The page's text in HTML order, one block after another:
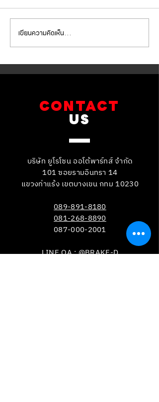
BMW G30 520d เข้ารับการ
เปลี่ยนถ่ายน้ำมัน
เครื่องVOLTRONIC 5W40
และไส้กรองต่างๆ
เขียนความคิดเห็น…
CONTACT
US
บริษัท ยูโรโซน ออโต้พาร์ทส์ จำกัด
101 ซอยรามอินทรา 14
แขวงท่าแร้ง เขตบางเขน กทม 10230
089-891-8180
081-268-8890
087-000-2001
LINE OA : @BRAKE-D